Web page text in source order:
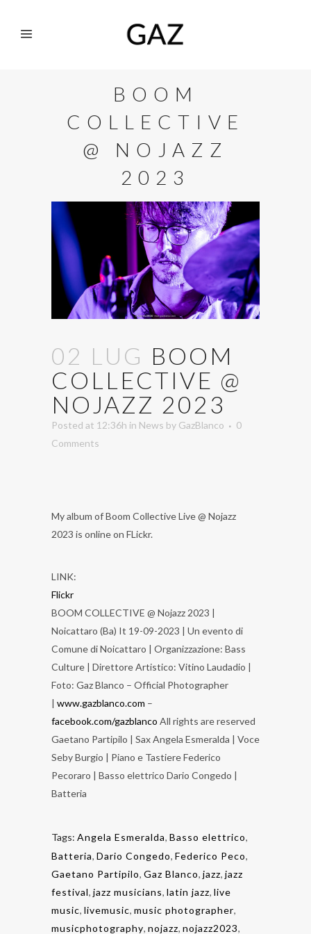
BOOM
COLLECTIVE
@ NOJAZZ
2023
02 LUG BOOM
COLLECTIVE @
NOJAZZ 2023
Posted at 12:36h in News by GazBlanco
0
Comments
My album of Boom Collective Live @ Nojazz
2023 is online on FLickr.
LINK:
Flickr
BOOM COLLECTIVE @ Nojazz 2023 |
Noicattaro (Ba) It 19-09-2023 | Un evento di
Comune di Noicattaro | Organizzazione: Bass
Culture | Direttore Artistico: Vitino Laudadio |
Foto: Gaz Blanco – Official Photographer
| www.gazblanco.com –
facebook.com/gazblanco All rights are reserved
Gaetano Partipilo | Sax Angela Esmeralda | Voce
Seby Burgio | Piano e Tastiere Federico
Pecoraro | Basso elettrico Dario Congedo |
Batteria
Tags: Angela Esmeralda, Basso elettrico,
Batteria, Dario Congedo, Federico Peco,
Gaetano Partipilo, Gaz Blanco, jazz, jazz
festival, jazz musicians, latin jazz, live
music, livemusic, music photographer,
musicphotography, nojazz, nojazz2023,